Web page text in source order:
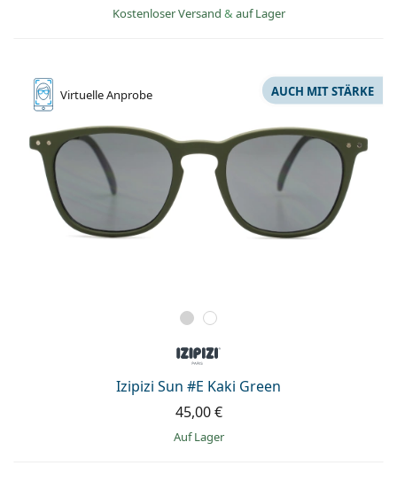
Kostenloser Versand & auf Lager
VirtuelleAnprobe
Izipizi Sun #E Kaki Green
AUCH MIT STÄRKE
45,00 €
auf Lager